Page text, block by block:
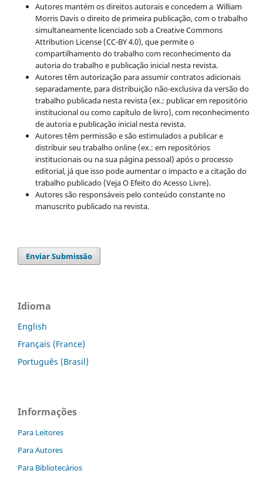
Autores mantém os direitos autorais e concedem a William
Morris Davis o direito de primeira publicação, com o trabalho
simultaneamente licenciado sob a Creative Commons
Attribution License (CC-BY 4.0), que permite o
compartilhamento do trabalho com reconhecimento da
autoria do trabalho e publicação inicial nesta revista.
Autores têm autorização para assumir contratos adicionais
separadamente, para distribuição não-exclusiva da versão do
trabalho publicada nesta revista (ex.: publicar em repositório
institucional ou como capítulo de livro), com reconhecimento
de autoria e publicação inicial nesta revista.
Autores têm permissão e são estimulados a publicar e
distribuir seu trabalho online (ex.: em repositórios
institucionais ou na sua página pessoal) após o processo
editorial, já que isso pode aumentar o impacto e a citação do
trabalho publicado (Veja O Efeito do Acesso Livre).
Autores são responsáveis pelo conteúdo constante no
manuscrito publicado na revista.
Enviar Submissão
Idioma
English
Français (France)
Português (Brasil)
Informações
Para Leitores
Para Autores
Para Bibliotecários